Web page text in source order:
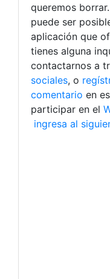
queremos
puede ser
aplicación que
tienes alguna
contactarnos a
sociales, o
comentario en
participar en el
ingresa al